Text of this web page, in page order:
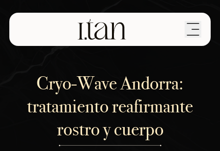
Cryo-Wave Andorra:
tratamiento reafirmante
rostro y cuerpo